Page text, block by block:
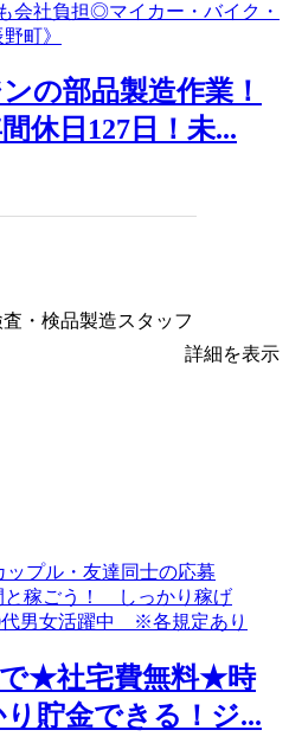
の部品製造作業！
休日127日！未...
・検品製造スタッフ
詳細を表示
で★社宅費無料★時
貯金できる！ジ...